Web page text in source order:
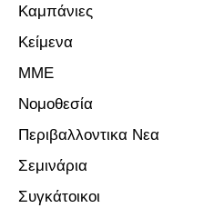
Καμπάνιες
Κείμενα
ΜΜΕ
Νομοθεσία
Περιβαλλοντικα Νεα
Σεμινάρια
Συγκάτοικοι